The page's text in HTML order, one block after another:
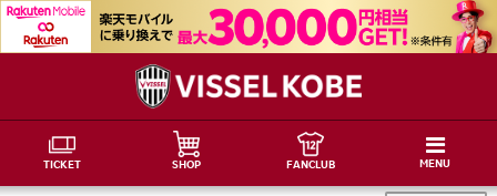
TICKET SHOP FANCLUB MENU